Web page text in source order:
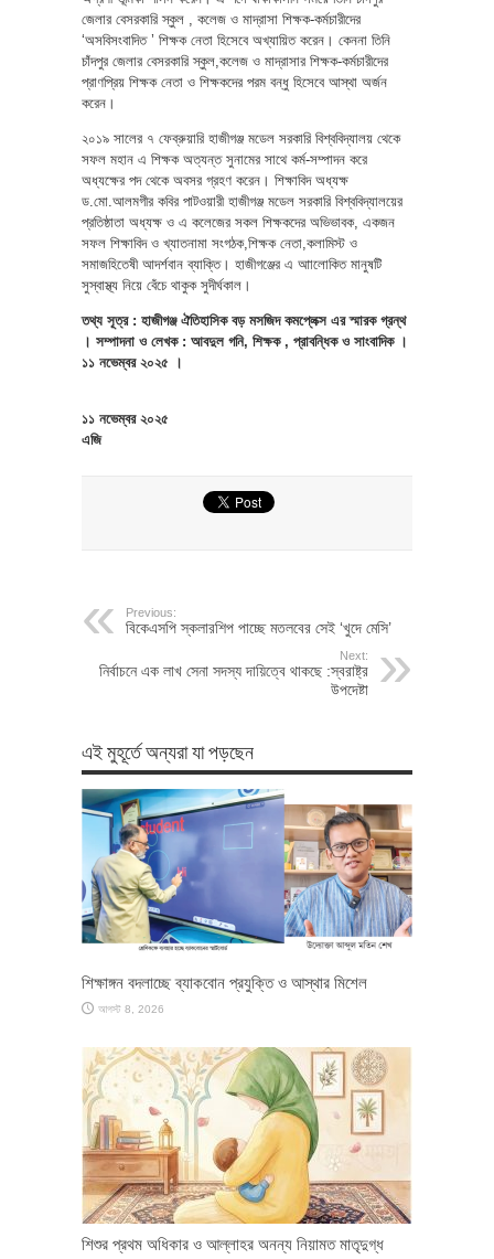
জেলার বেসরকারি স্কুল , কলেজ ও মাদ্রাসা শিক্ষক-কর্মচারীদের
‘অসবিসংবাদিত ’ শিক্ষক নেতা হিসেবে অখ্যায়িত করেন। কেননা তিনি
চাঁদপুর জেলার বেসরকারি স্কুল,কলেজ ও মাদ্রাসার শিক্ষক-কর্মচারীদের
প্রাণপ্রিয় শিক্ষক নেতা ও শিক্ষকদের পরম বন্ধু হিসেবে আস্থা অর্জন
করেন।
২০১৯ সালের ৭ ফেব্রুয়ারি হাজীগঞ্জ মডেল সরকারি বিশ্ববিদ্যালয় থেকে
সফল মহান এ শিক্ষক অত্যন্ত সুনামের সাথে কর্ম-সম্পাদন করে
অধ্যক্ষের পদ থেকে অবসর গ্রহণ করেন। শিক্ষাবিদ অধ্যক্ষ
ড.মো.আলমগীর কবির পাটওয়ারী হাজীগঞ্জ মডেল সরকারি বিশ্ববিদ্যালয়ের
প্রতিষ্ঠাতা অধ্যক্ষ ও এ কলেজের সকল শিক্ষকদের অভিভাবক, একজন
সফল শিক্ষাবিদ ও খ্যাতনামা সংগঠক,শিক্ষক নেতা,কলামিস্ট ও
সমাজহিতেষী আদর্শবান ব্যাক্তি। হাজীগঞ্জের এ আালোকিত মানুষটি
সুস্বাস্থ্য নিয়ে বেঁচে থাকুক সুদীর্ঘকাল।
তথ্য সূত্র : হাজীগঞ্জ ঐতিহাসিক বড় মসজিদ কমপ্লেক্স এর স্মারক গ্রন্থ
। সম্পাদনা ও লেখক : আবদুল গনি, শিক্ষক , প্রাবন্ধিক ও সাংবাদিক ।
১১ নভেম্বর ২০২৫ ।
১১ নভেম্বর ২০২৫
এজি
Previous:
বিকেএসপি স্কলারশিপ পাচ্ছে মতলবের সেই ‘খুদে মেসি’
Next:
নির্বাচনে এক লাখ সেনা সদস্য দায়িত্বে থাকছে :স্বরাষ্ট্র
উপদেষ্টা
এই মুহূর্তে অন্যরা যা পড়ছেন
শিক্ষাঙ্গন বদলাচ্ছে ব্যাকবোন প্রযুক্তি ও আস্থার মিশেল
আগস্ট 8, 2026
শিশুর প্রথম অধিকার ও আল্লাহর অনন্য নিয়ামত মাতৃদুগ্ধ